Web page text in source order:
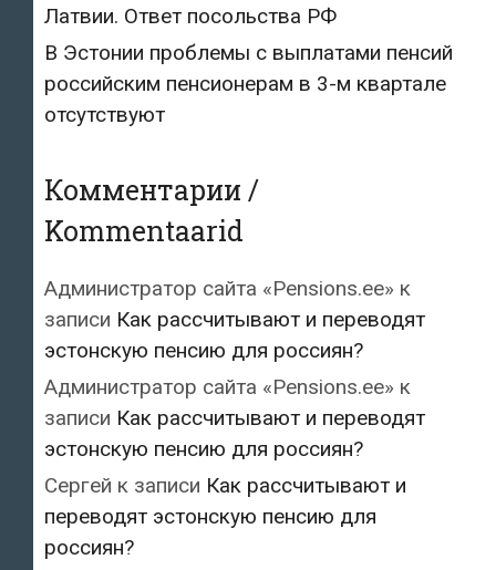
Латвии. Ответ посольства РФ
В Эстонии проблемы с выплатами пенсий
российским пенсионерам в 3-м квартале
отсутствуют
Комментарии /
Kommentaarid
Администратор сайта «Pensions.ee» к
записи Как рассчитывают и переводят
эстонскую пенсию для россиян?
Администратор сайта «Pensions.ee» к
записи Как рассчитывают и переводят
эстонскую пенсию для россиян?
Сергей к записи Как рассчитывают и
переводят эстонскую пенсию для
россиян?